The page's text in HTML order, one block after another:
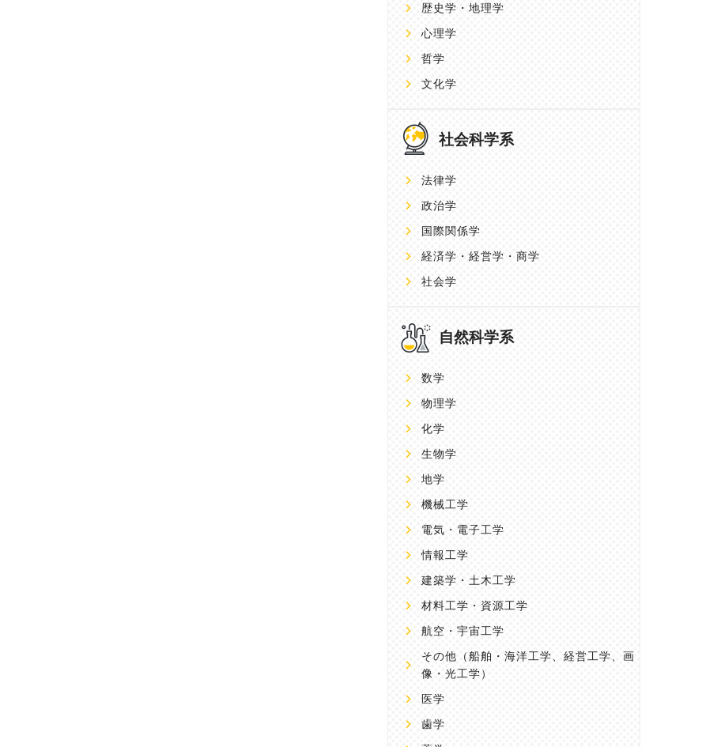
歴史学・地理学
心理学
哲学
文化学
社会科学系
法律学
政治学
国際関係学
経済学・経営学・商学
社会学
自然科学系
数学
物理学
化学
生物学
地学
機械工学
電気・電子工学
情報工学
建築学・土木工学
材料工学・資源工学
航空・宇宙工学
その他 （船舶・海洋工学、経営工学、画
像・光工学）
医学
歯学